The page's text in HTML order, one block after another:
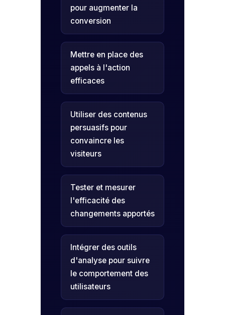
pour augmenter la
conversion
Mettre en place des
appels à l'action
efficaces
Utiliser des contenus
persuasifs pour
convaincre les
visiteurs
Tester et mesurer
l'efficacité des
changements apportés
Intégrer des outils
d'analyse pour suivre
le comportement des
utilisateurs